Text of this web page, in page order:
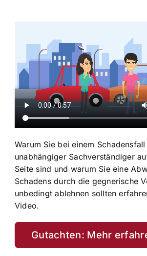
Warum Sie bei einem
unabhängiger Sachverständiger
Seite sind und warum Sie eine
Schadens durch die gegnerische
unbedingt ablehnen sollten
Video.
Gutachten: Mehr